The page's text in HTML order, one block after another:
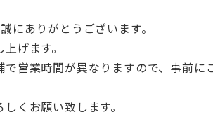
にありがとうございます。
げます。
営業時間が異なりますので、事前に
くお願い致します。